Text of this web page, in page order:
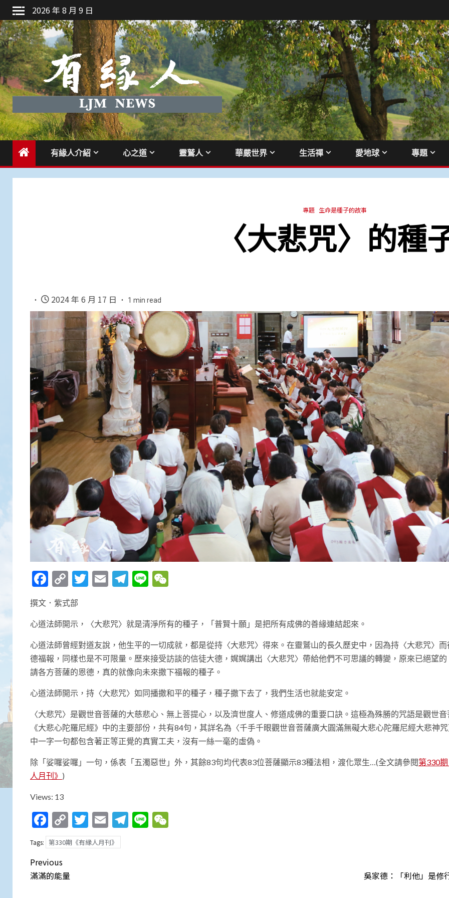
Skip
to
content
2026 年 8 月 9 日
有緣人介紹 心之道 靈鷲人 華嚴世界 生活禪 愛地球 專題
專題 生命是種子的故事
〈大悲咒〉的種
2024 年 6 月 17 日 1 min read
Facebook
Copy
Link
Twitter
EmailTelegram
Line
撰文．紫式部
心道法師開示，〈大悲咒〉就是清淨所有的種子，「普賢十願」是把所有成佛的善緣連結起來。
心道法師曾經對道友說，他生平的一切成就，都是從持〈大悲咒〉得來。在靈鷲山的長久歷史中，因為持〈大悲咒〉
德福報，同樣也是不可限量。歷來接受訪談的信徒大德，娓娓講出〈大悲咒〉帶給他們不可思議的轉變，原來已絕望的
請各方菩薩的恩德，真的就像向未來撒下福報的種子。
心道法師開示，持〈大悲咒〉如同播撒和平的種子，種子撒下去了，我們生活也就能安定。
〈大悲咒〉是觀世音菩薩的大慈悲心、無上菩提心，以及濟世度人、修道成佛的重要口訣。這極為殊勝的咒語是觀世音
《大悲心陀羅尼經》中的主要部份，共有84句，其詳名為〈千手千眼觀世音菩薩廣大圓滿無礙大悲心陀羅尼經大悲神
中一字一句都包含著正等正覺的真實工夫，沒有一絲一毫的虛偽。
除「娑囉娑囉」一句，係表「五濁惡世」外，其餘83句均代表83位菩薩顯示83種法相，渡化眾生…(全文請參閱第330
人月刊》 )
Views: 13
Facebook
Copy
Link
Twitter
EmailTelegram
Line
Tags: 第330期《有緣人月刊》
Post
navigation
Previous
滿滿的能量
吳家德：「利他」是修